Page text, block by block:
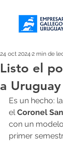
Listo el
a
24 oct 2024 2 min de
Es un hecho:
el Coronel
con un
primer